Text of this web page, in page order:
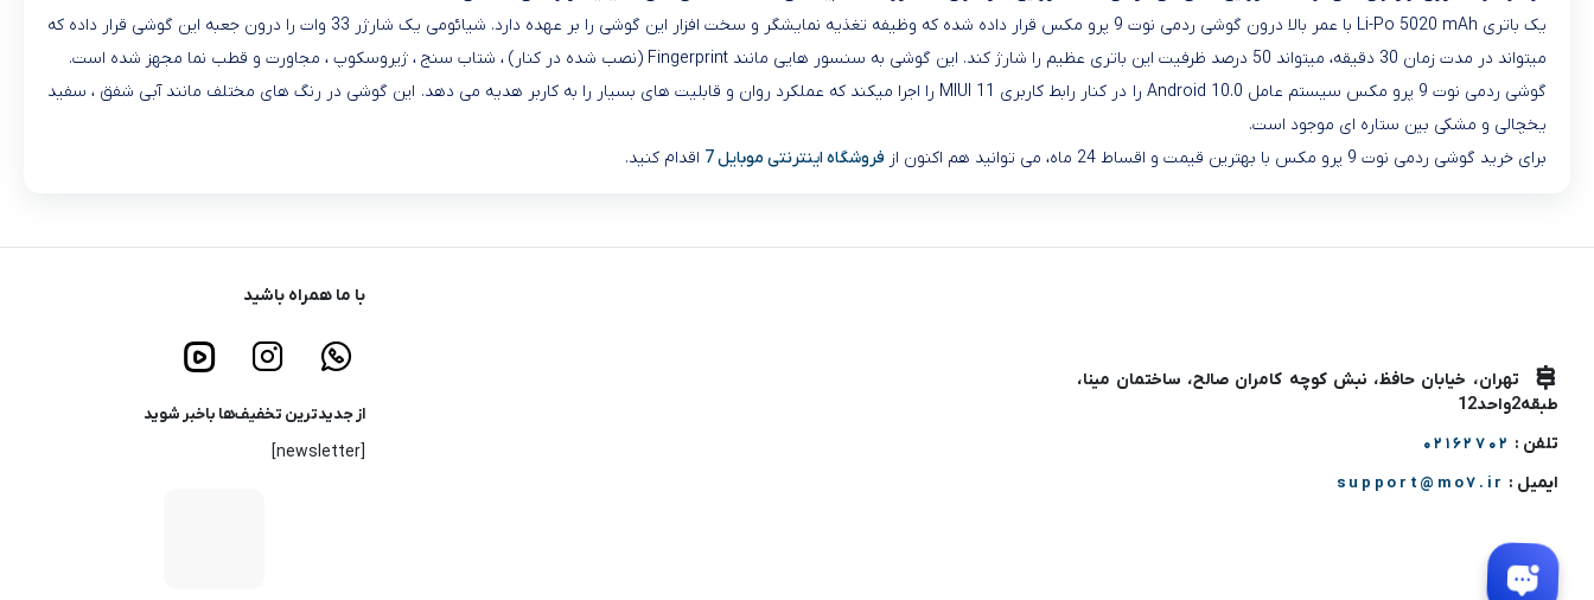
یک باتری Li-Po 5020 mAh با عمر بالا درون گوشی ردمی نوت 9 پرو مکس قرار داده شده که وظیفه تغذیه نمایشگر و سخت افزار این گوشی را بر عهده دارد. شیائومی یک شارژر 33 وات را درون جعبه این گوشی قرار داده که
میتواند در مدت زمان 30 دقیقه، میتواند 50 درصد ظرفیت این باتری عظیم را شارژ کند. این گوشی به سنسور هایی مانند Fingerprint (نصب شده در کنار) ، شتاب سنج ، ژیروسکوپ ، مجاورت و قطب نما مجهز شده است.
گوشی ردمی نوت 9 پرو مکس سیستم عامل Android 10.0 را در کنار رابط کاربری MIUI 11 را اجرا میکند که عملکرد روان و قابلیت های بسیار را به کاربر هدیه می دهد. این گوشی در رنگ های مختلف مانند آبی شفق ، سفید
یخچالی و مشکی بین ستاره ای موجود است.
برای خرید گوشی ردمی نوت 9 پرو مکس با بهترین قیمت و اقساط 24 ماه، می توانید هم اکنون از
فروشگاه اینترنتی موبایل 7 اقدام کنید.
تهران، خیابان حافظ، نبش کوچه کامران صالح، ساختمان مینا،
طبقه2واحد12
تلفن : 02162702
ایمیل : support@mo7.ir
با ما همراه باشید
از جدیدترین تخفیف‌ها باخبر شوید
[newsletter]